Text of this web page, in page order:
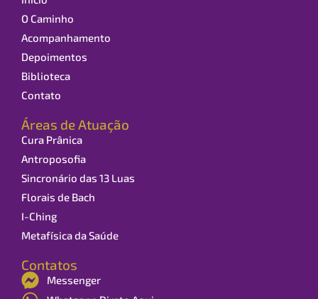
O Caminho
Acompanhamento
Depoimentos
Biblioteca
Contato
Áreas de Atuação
Cura Prânica
Antroposofia
Sincronário das 13 Luas
Florais de Bach
I-Ching
Metafísica da Saúde
Contatos
Messenger